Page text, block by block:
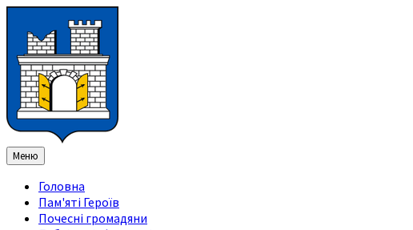
змісту
ліву
бічну
панель
праву
бічну
панель
нижнього
колонтитула
Меню
Головна
Пам'яті Героїв
Почесні громадяни